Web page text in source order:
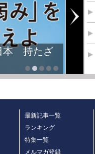
最新記事一覧
ランキング
特集一覧
メルマガ登録